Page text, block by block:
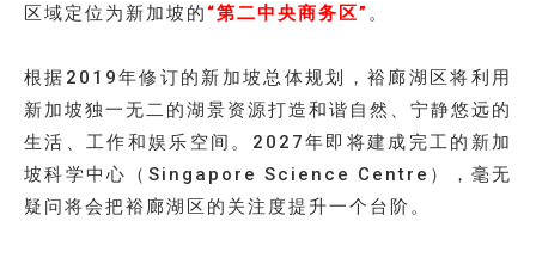
区域定位为新加坡的 “第二中央商务区” 。
根据2019年修订的新加坡总体规划，裕廊湖区将利用
新加坡独一无二的湖景资源打造和谐自然、宁静悠远的
生活、工作和娱乐空间。2027年即将建成完工的新加
坡科学中心（Singapore Science Centre），毫无
疑问将会把裕廊湖区的关注度提升一个台阶。